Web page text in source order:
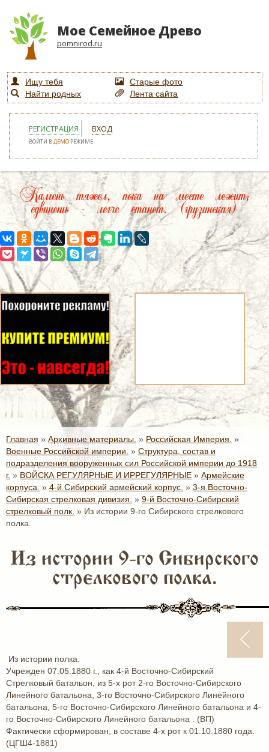
Мое Семейное Древо
pomnirod.ru
Ищу тебя
Старые фото
Найти родных
Лента сайта
РЕГИСТРАЦИЯ ВХОД
ВОЙТИ ВДЕМО РЕЖИМЕ
Камень тяжел, пока на месте лежит;
сдвинешь - легче станет. (грузинская)
Главная » Архивные материалы. » Российская Империя. »
Военные Российской империи. » Структура, состав и
подразделения вооруженных сил Российской империи до 1918
г. » ВОЙСКА РЕГУЛЯРНЫЕ И ИРРЕГУЛЯРНЫЕ » Армейские
корпуса. » 4-й Сибирский армейский корпус. » 3-я Восточно-
Сибирская стрелковая дивизия. » 9-й Восточно-Сибирский
стрелковый полк. » Из истории 9-го Сибирского стрелкового
полка.
Из истории 9-го Сибирского
стрелкового полка.
Из истории полка.
Учрежден 07.05.1880 г., как 4-й Восточно-Сибирский
Стрелковый батальон, из 5-х рот 2-го Восточно-Сибирского
Линейного батальона, 3-го Восточно-Сибирского Линейного
батальона, 5-го Восточно-Сибирского Линейного батальона и 4-
го Восточно-Сибирского Линейного батальона . (ВП)
Фактически сформирован, в составе 4-х рот к 01.10.1880 года.
(ЦГШ4-1881)